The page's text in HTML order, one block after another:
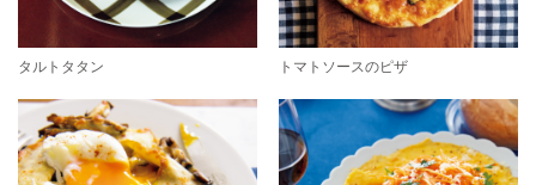
タルトタタン トマトソースのピザ